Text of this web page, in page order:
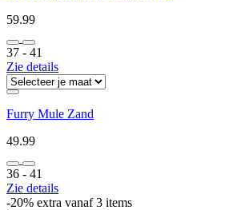
59.99
37 ‐ 41
Zie details
Furry Mule Zand
49.99
36 ‐ 41
Zie details
-20% extra vanaf 3 items